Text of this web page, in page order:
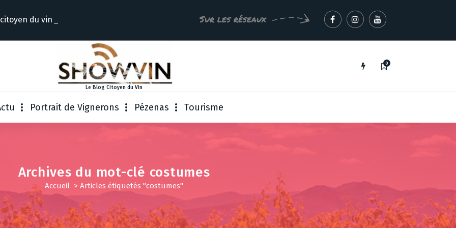
Sur les réseaux
Le Blog Citoyen du Vin
0
Portrait de Vignerons Pézenas Tourisme
Archives du mot-clé costumes
Accueil > Articles étiquetés "costumes"